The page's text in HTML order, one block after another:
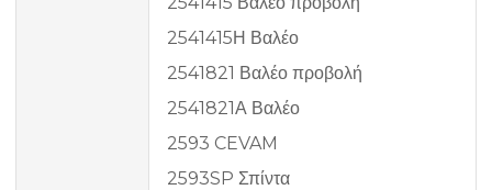
2541415Η Βαλέο
2541821 Βαλέο προβολή
2541821Α Βαλέο
2593 CEVAM
2593SP Σπίντα